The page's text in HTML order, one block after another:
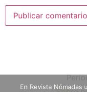
En Revista Nómadas